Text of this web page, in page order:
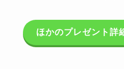
ほかのプレゼント詳